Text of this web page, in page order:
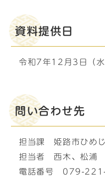
資料提供日
令和7年12月3日（水
問い合わせ先
担当課 姫路市ひめ
担当者 西木、松浦
電話番号 079-